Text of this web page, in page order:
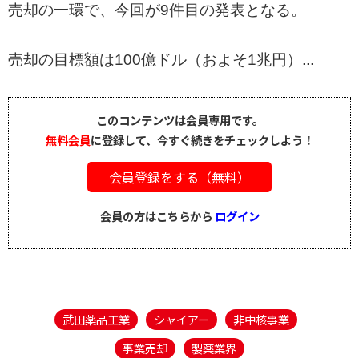
売却の一環で、今回が9件目の発表となる。
売却の目標額は100億ドル（およそ1兆円）...
このコンテンツは会員専用です。
無料会員に登録して、今すぐ続きをチェックしよう！
会員登録をする（無料）
会員の方はこちらから ログイン
武田薬品工業 シャイアー
非中核事業
事業売却
製薬業界